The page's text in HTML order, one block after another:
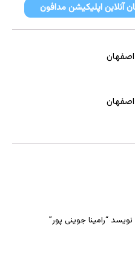
آنلاین اپلیکیشن مدافون
اصفهان
اصفهان
“رامینا جوینی پور”